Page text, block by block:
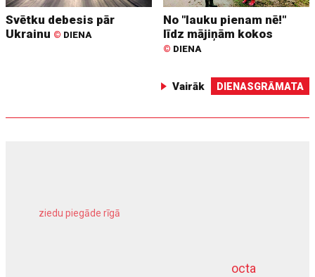
Svētku debesis pār
Ukrainu © DIENA
No "lauku pienam nē!"
līdz mājiņām kokos
© DIENA
Vairāk DIENASGRĀMATA
octa
ziedu piegāde rīgā
dziļurbums